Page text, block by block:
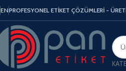
ENPROFESYONEL ETİKET ÇÖZÜMLERİ -